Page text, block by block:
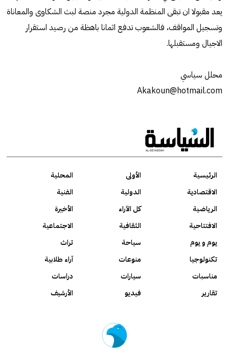
يعد مقبولا ان تبقى المنظمة الدولية مجرد منصة لبث الشكاوى والمعاناة
وتسجيل المواقف، فالشعوب تدفع اثمانا باهظة من رصيد استقرار
الاجيال ومستقبلها.
محلل سياسي
Akakoun@hotmail.com
الرئيسية الأولى
المحلية
الاقتصادية
الدولية
الفنية
الرياضية
كل الآراء
الأخيرة
الافتتاحية
الثقافية
الاجتماعية
يوم و يوم
سياحة
تراث
تكنولوجيا
منوعات
آراء طلابية
مناسبات
سيارات
دراسات
تقارير
فيديو الأرشيف